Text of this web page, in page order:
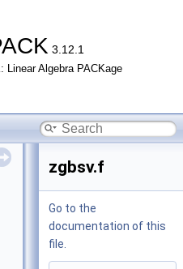
3.12.1
Linear Algebra PACKage
zgbsv.f
Go to the
documentation of this
file.